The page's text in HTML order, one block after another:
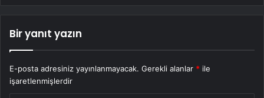
Bir yanıt yazın
E-posta adresiniz yayınlanmayacak. Gerekli alanlar * ile
işaretlenmişlerdir